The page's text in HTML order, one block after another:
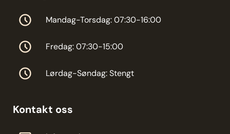
Mandag-Torsdag: 07:30-16:00
Fredag: 07:30-15:00
Lørdag-Søndag: Stengt
Kontakt oss